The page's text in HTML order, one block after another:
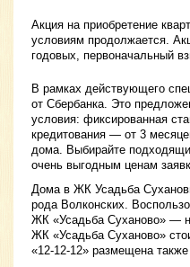
Акция на приобретение
условиям продолжается.
годовых, первоначальный
В рамках действующего
от Сбербанка. Это
условия: фиксированная
кредитования — от 3
дома. Выбирайте
очень выгодным ценам
Дома в ЖК Усадьба
рода Волконских.
ЖК «Усадьба Суханово» —
ЖК «Усадьба Суханово»
«12-12-12» размещена